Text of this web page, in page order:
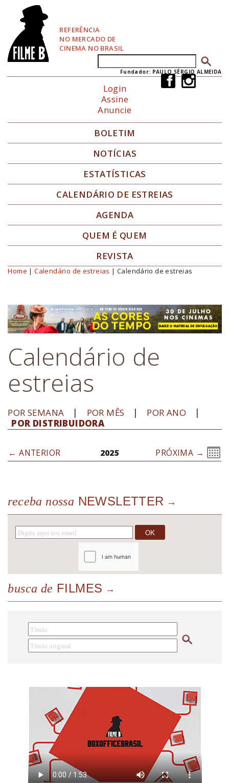
REFERÊNCIA
NO MERCADO DE
CINEMA NO BRASIL
Formulário de busca
Fundador: PAULO SÉRGIO ALMEIDA
Login
Assine
Anuncie
BOLETIM
NOTÍCIAS
ESTATÍSTICAS
CALENDÁRIO DE ESTREIAS
AGENDA
QUEM É QUEM
REVISTA
Você está aqui
Home |Calendário de estreias | Calendário de estreias
Calendário de
estreias
POR SEMANA POR MÊS
POR ANO
POR DISTRIBUIDORA
← ANTERIOR 2025 PRÓXIMA →
receba nossa NEWSLETTER
busca de FILMES